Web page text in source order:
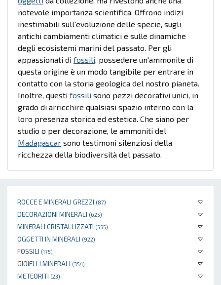
ROCCE E MINERALI GREZZI (87)
DECORAZIONI MINERALI (625)
MINERALI CRISTALLIZZATI (555)
OGGETTI IN MINERALI (922)
FOSSILI (175)
GIOIELLI MINERALI (354)
METEORITI (23)
notevole importanza scientifica. Offrono indizi
inestimabili sull'evoluzione delle specie, sugli
antichi cambiamenti climatici e sulle dinamiche
degli ecosistemi marini del passato. Per gli
appassionati di fossili, possedere un'ammonite di
questa origine è un modo tangibile per entrare in
contatto con la storia geologica del nostro pianeta.
Inoltre, questi fossili sono pezzi decorativi unici, in
grado di arricchire qualsiasi spazio interno con la
loro presenza storica ed estetica. Che siano per
studio o per decorazione, le ammoniti del
Madagascar sono testimoni silenziosi della
ricchezza della biodiversità del passato.